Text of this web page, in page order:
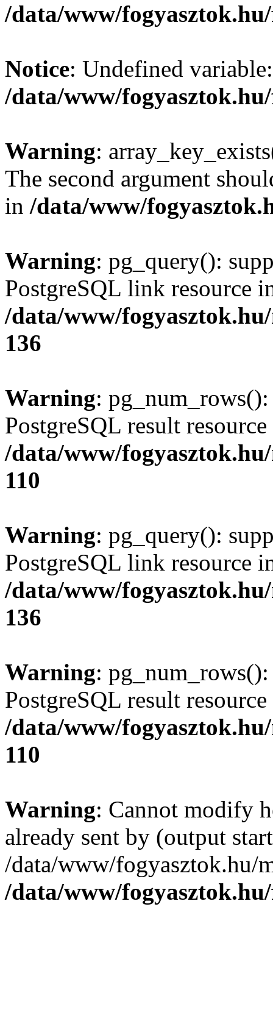
/data/www/
Notice: Undefined
/data/www/
Warning:
The second argument
in /data/www/
Warning: pg_query():
PostgreSQL link resource
/data/www/
136
Warning:
PostgreSQL result
/data/www/
110
Warning: pg_query():
PostgreSQL link resource
/data/www/
136
Warning:
PostgreSQL result
/data/www/
110
Warning: Cannot modify
already sent by (output
/data/www/fogyasztok.hu/
/data/www/